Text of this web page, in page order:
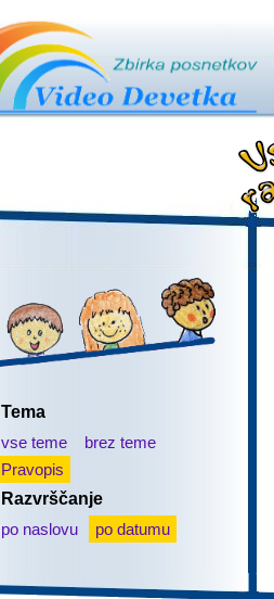
Tema
vse teme
brez teme
Pravopis
Razvrščanje
po naslovu
po datumu